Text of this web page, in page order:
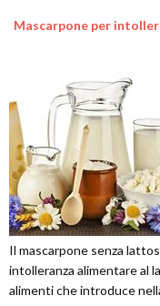
Mascarpone per
Il mascarpone senza
intolleranza alimentare al
alimenti che introduce